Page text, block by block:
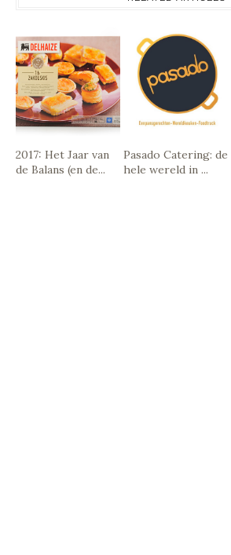
2017: Het Jaar van
de Balans (en de...
Pasado Catering: de
hele wereld in ...